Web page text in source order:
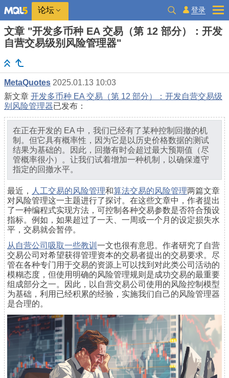
论坛 登录
文章 "开发多币种 EA 交易（第 12 部分）：开发
自营交易级别风险管理器"
MetaQuotes 2025.01.13 10:03
新文章 开发多币种 EA 交易（第 12 部分）：开发自营交易级
别风险管理器已发布：
在正在开发的 EA 中，我们已经有了某种控制回撤的机
制。但它具有概率性，因为它是以历史价格数据的测试
结果为基础的。因此，回撤有时会超过最大预期值（尽
管概率很小）。让我们试着增加一种机制，以确保遵守
指定的回撤水平。
最近， 人工交易的风险管理和算法交易的风险管理两篇文章
对风险管理这一主题进行了探讨。在这些文章中，作者提出
了一种编程式实现方法，可控制各种交易参数是否符合预设
指标。例如，如果超过了一天、一周或一个月的设定损失水
平，交易就会暂停。
从自营公司吸取一些教训 一文也很有意思。作者研究了自营
交易公司对希望获得管理资本的交易者提出的交易要求。尽
管在各种专门用于交易的资源上可以找到对此类公司活动的
模糊态度，但使用明确的风险管理规则是成功交易的最重要
组成部分之一。因此，以自营交易公司使用的风险控制模型
为基础，利用已经积累的经验，实施我们自己的风险管理器
是合理的。